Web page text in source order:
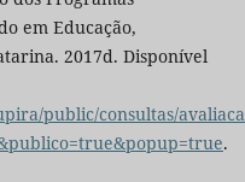
em Educação,
2017d. Disponível
public/consultas/
.